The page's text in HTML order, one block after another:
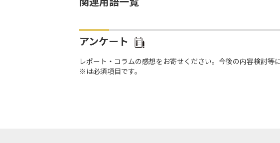
アンケート
レポート・コラムの感想をお寄せください。今後の内容検討等
※は必須項目です。